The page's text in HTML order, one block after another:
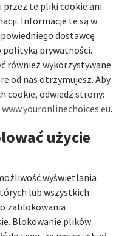
te pliki cookie ani
Informacje te są w
dostawcę
polityką prywatności.
również wykorzystywane
od nas otrzymujesz. Aby
cookie, odwiedź strony:
www.youronlinechoices.eu.
użycie
wyświetlania
lub wszystkich
zablokowania
Blokowanie plików